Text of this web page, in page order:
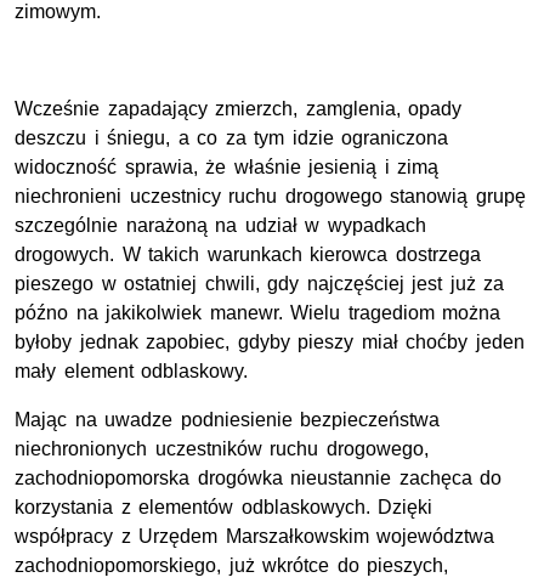
zimowym.
Wcześnie zapadający zmierzch, zamglenia, opady
deszczu i śniegu, a co za tym idzie ograniczona
widoczność sprawia, że właśnie jesienią i zimą
niechronieni uczestnicy ruchu drogowego stanowią grupę
szczególnie narażoną na udział w wypadkach
drogowych. W takich warunkach kierowca dostrzega
pieszego w ostatniej chwili, gdy najczęściej jest już za
późno na jakikolwiek manewr. Wielu tragediom można
byłoby jednak zapobiec, gdyby pieszy miał choćby jeden
mały element odblaskowy.
Mając na uwadze podniesienie bezpieczeństwa
niechronionych uczestników ruchu drogowego,
zachodniopomorska drogówka nieustannie zachęca do
korzystania z elementów odblaskowych. Dzięki
współpracy z Urzędem Marszałkowskim województwa
zachodniopomorskiego, już wkrótce do pieszych,